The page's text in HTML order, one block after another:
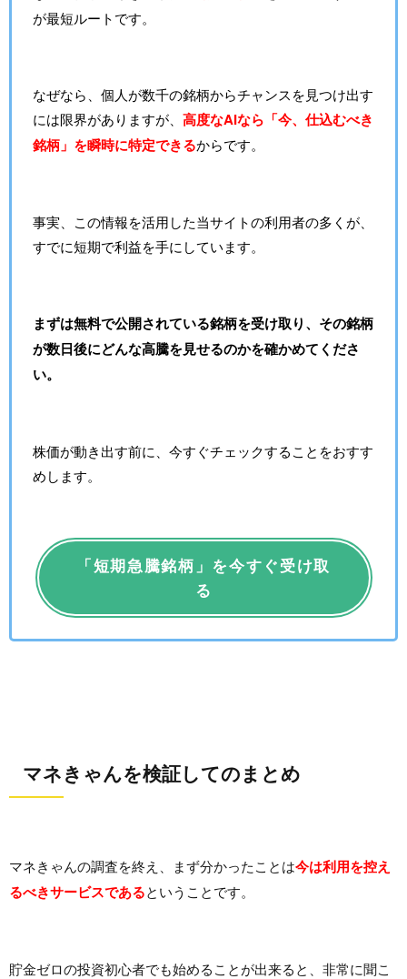
が最短ルートです。
なぜなら、個人が数千の銘柄からチャンスを見つけ出す
には限界がありますが、 高度なAIなら「今、仕込むべき
銘柄」を瞬時に特定できるからです。
事実、この情報を活用した当サイトの利用者の多くが、
すでに短期で利益を手にしています。
まずは無料で公開されている銘柄を受け取り、その銘柄
が数日後にどんな高騰を見せるのかを確かめてくださ
い。
株価が動き出す前に、今すぐチェックすることをおすす
めします。
「短期急騰銘柄」を今すぐ受け取
る
マネきゃんを検証してのまとめ
マネきゃんの調査を終え、まず分かったことは今は利用を控え
るべきサービスであるということです。
貯金ゼロの投資初心者でも始めることが出来ると、非常に聞こ